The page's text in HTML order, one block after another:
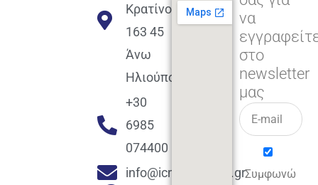
Κρατίνου
163 45
Άνω
Ηλιούπολη
+30
6985
074400
info@icmacademy.gr
να
στο
newsletter
μας
Συμφωνώ